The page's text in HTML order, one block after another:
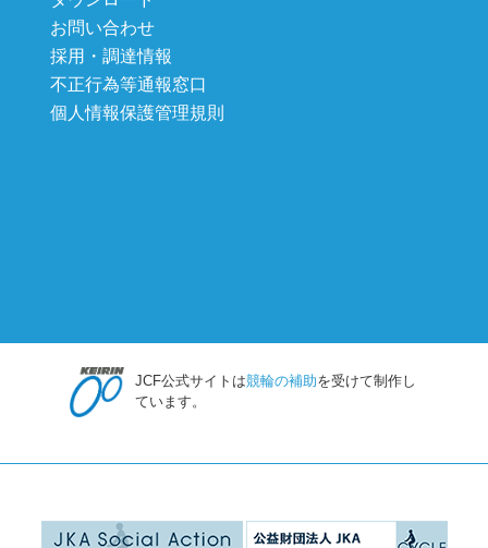
お問い合わせ
採用・調達情報
不正行為等通報窓口
個人情報保護管理規則
JCF公式サイトは競輪の補助を受けて制作し
ています。